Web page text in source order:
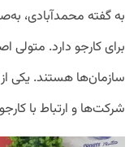
برای کارجو دارد. متولی
سازمان‌ها هستند. یکی
شرکت‌ها و ارتباط با